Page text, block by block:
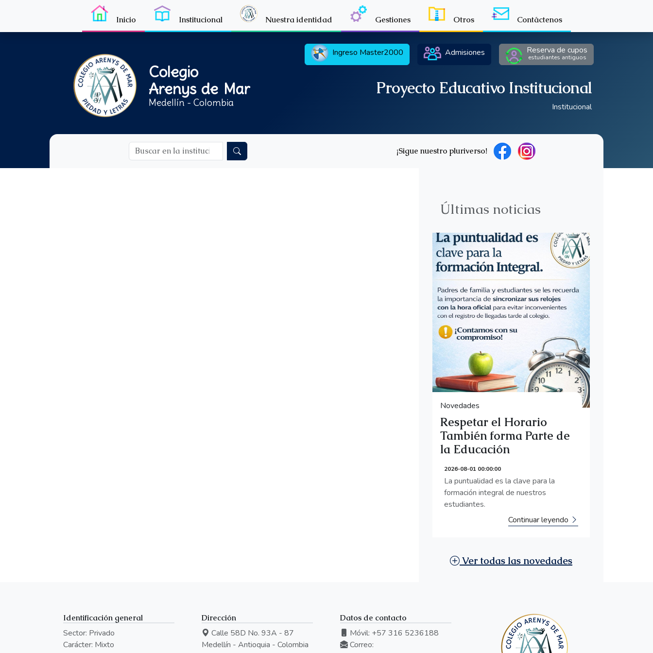
Inicio Institucional Nuestra identidad Gestiones Otros Contáctenos
Ingreso Master2000 Admisiones Reserva de cupos
estudiantes antiguos
Colegio
Arenys de Mar
Medellín - Colombia
Proyecto Educativo Institucional
Institucional
¡Sigue nuestro pluriverso!
Últimas noticias
Novedades
Respetar el Horario
También forma Parte de
la Educación
2026-08-01 00:00:00
La puntualidad es la clave para la
formación integral de nuestros
estudiantes.
Continuar leyendo
Ver todas las novedades
Identificación general
Sector: Privado
Carácter: Mixto
Dirección
Calle 58D No. 93A - 87
Medellín - Antioquia - Colombia
Datos de contacto
Móvil: +57 316 5236188
Correo: